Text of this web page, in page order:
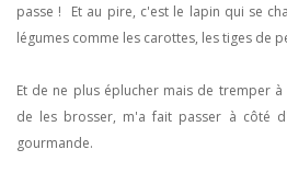
passe ! Et au pire, c'est le lapin qui se
légumes comme les carottes, les tiges de
Et de ne plus éplucher mais de tremper
de les brosser, m'a fait passer à côté
gourmande.